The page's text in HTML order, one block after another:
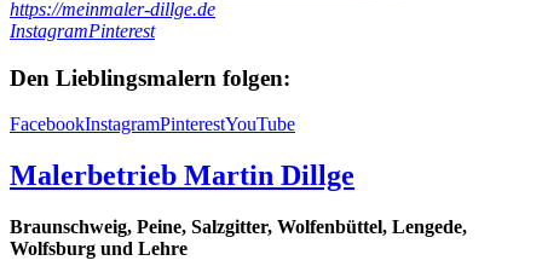
https://meinmaler-dillge.de
InstagramPinterest
Den Lieblingsmalern folgen:
FacebookInstagramPinterestYouTube
Malerbetrieb Martin Dillge
Braunschweig, Peine, Salzgitter, Wolfenbüttel, Lengede,
Wolfsburg und Lehre